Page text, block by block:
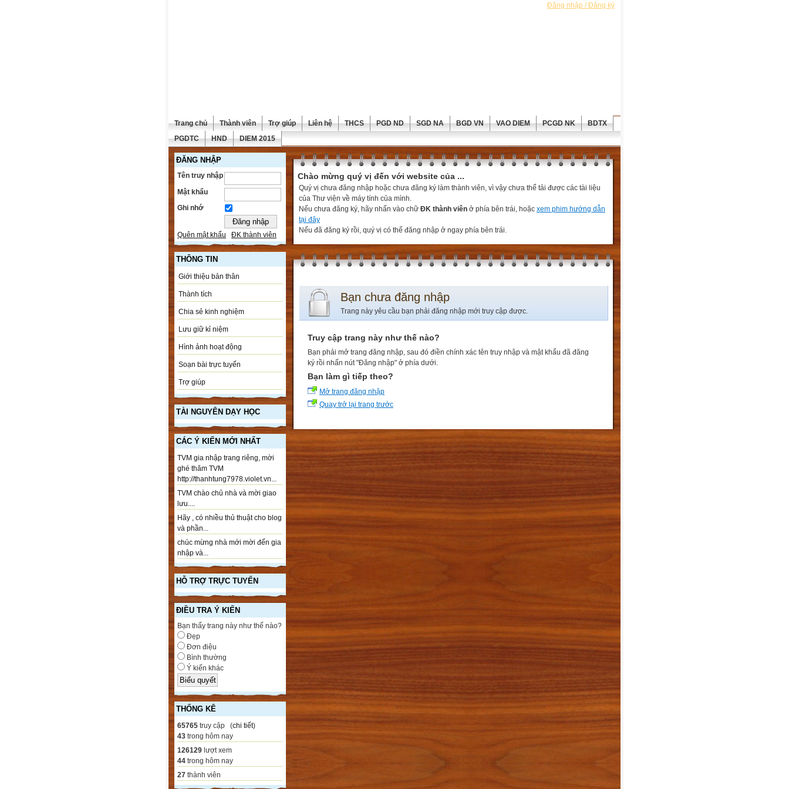
Đăng nhập / Đăng ký
Trang chủ Thành viên Trợ giúp Liên hệ THCS PGD ND SGD NA BGD VN VAO DIEM PCGD NK
BDTX
PGDTC
HND DIEM 2015
ĐĂNG NHẬP
Tên truy nhập
Mật khẩu
Ghi nhớ
Quên mật khẩu ĐK thành viên
THÔNG TIN
Giới thiệu bản thân
Thành tích
Chia sẻ kinh nghiệm
Lưu giữ kỉ niệm
Hình ảnh hoạt động
Soạn bài trực tuyến
Trợ giúp
TÀI NGUYÊN DẠY HỌC
CÁC Ý KIẾN MỚI NHẤT
TVM gia nhập trang riêng, mời
ghé thăm TVM
http://thanhtung7978.violet.vn...
TVM chào chủ nhà và mời giao
lưu....
Hãy , có nhiều thủ thuật cho blog
và phần...
chúc mừng nhà mới mời đến gia
nhập và...
HỖ TRỢ TRỰC TUYẾN
ĐIỀU TRA Ý KIẾN
Bạn thấy trang này như thế nào?
Đẹp
Đơn điệu
Bình thường
Ý kiến khác
THỐNG KÊ
65765 truy cập (chi tiết)
43 trong hôm nay
126129 lượt xem
44 trong hôm nay
27 thành viên
Chào mừng quý vị đến với website của ...
Quý vị chưa đăng nhập hoặc chưa đăng ký làm thành viên, vì vậy chưa thể tải được các tài liệu
của Thư viện về máy tính của mình.
Nếu chưa đăng ký, hãy nhấn vào chữ ĐK thành viên ở phía bên trái, hoặc xem phim hướng dẫn
tại đây
Nếu đã đăng ký rồi, quý vị có thể đăng nhập ở ngay phía bên trái.
Bạn chưa đăng nhập
Trang này yêu cầu bạn phải đăng nhập mới truy cập được.
Truy cập trang này như thế nào?
Bạn phải mở trang đăng nhập, sau đó điền chính xác tên truy nhập và mật khẩu đã đăng
ký rồi nhấn nút "Đăng nhập" ở phía dưới.
Bạn làm gì tiếp theo?
Mở trang đăng nhập
Quay trở lại trang trước